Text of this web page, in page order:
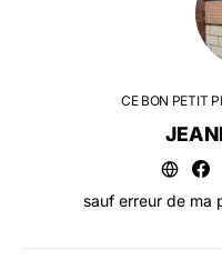
CE BON PETIT
sauf erreur de